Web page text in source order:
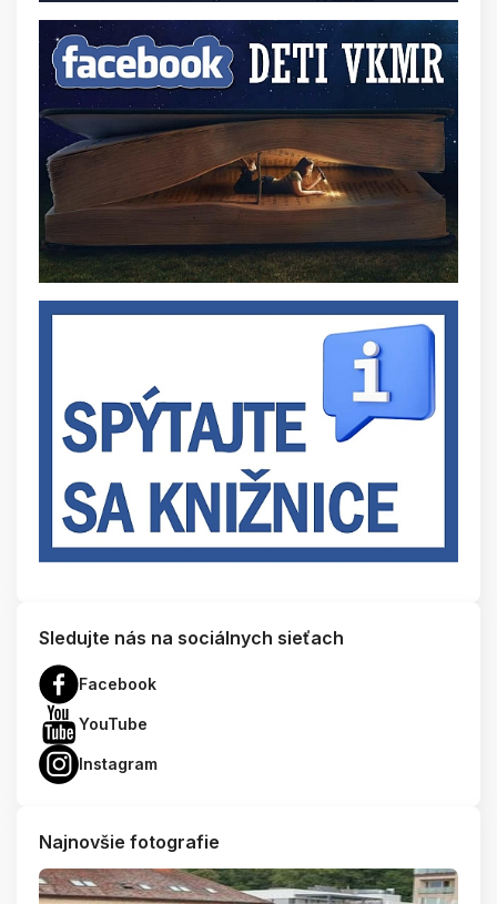
Sledujte nás na sociálnych sieťach
Facebook
YouTube
Instagram
Najnovšie fotografie